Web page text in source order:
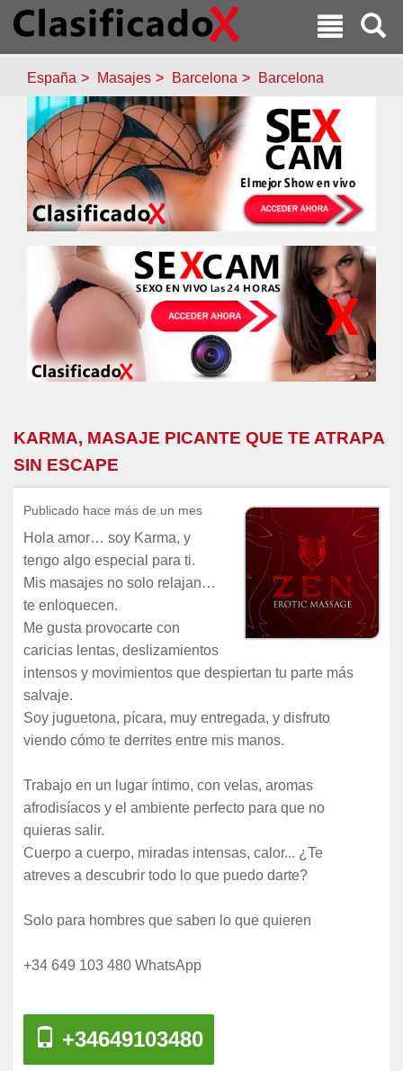
España Masajes Barcelona Barcelona
KARMA, MASAJE PICANTE QUE TE ATRAPA
SIN ESCAPE
Publicado hace más de un mes
Hola amor… soy Karma, y
tengo algo especial para ti.
Mis masajes no solo relajan…
te enloquecen.
Me gusta provocarte con
caricias lentas, deslizamientos
intensos y movimientos que despiertan tu parte más
salvaje.
Soy juguetona, pícara, muy entregada, y disfruto
viendo cómo te derrites entre mis manos.
Trabajo en un lugar íntimo, con velas, aromas
afrodisíacos y el ambiente perfecto para que no
quieras salir.
Cuerpo a cuerpo, miradas intensas, calor... ¿Te
atreves a descubrir todo lo que puedo darte?
Solo para hombres que saben lo que quieren
+34 649 103 480 WhatsApp
+34649103480